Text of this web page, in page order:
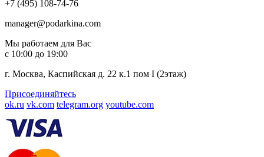
+7 (495) 108-74-76
manager@podarkina.com
Мы работаем для Вас
с 10:00 до 19:00
г. Москва, Каспийская д. 22 к.1 пом I (2этаж)
Присоединяйтесь
ok.ru vk.com telegram.org youtube.com